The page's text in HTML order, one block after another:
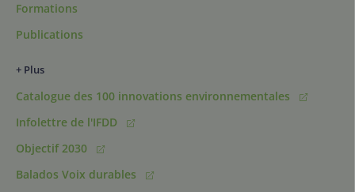
Formations
Publications
+ Plus
Catalogue des 100 innovations environnementales
Infolettre de l'IFDD
Objectif 2030
Balados Voix durables